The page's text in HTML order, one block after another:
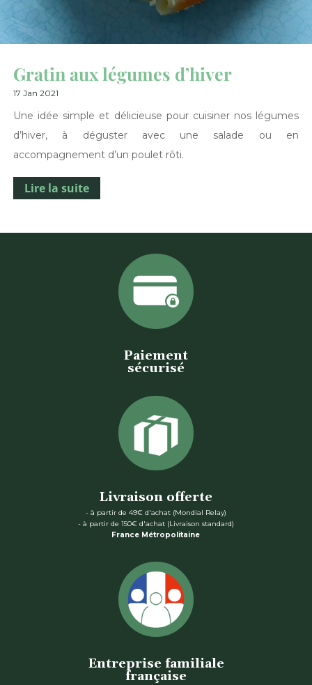
Gratin aux légumes d’hiver
17 Jan 2021
Une idée simple et délicieuse pour cuisiner nos légumes
d’hiver, à déguster avec une salade ou en
accompagnement d’un poulet rôti.
Lire la suite
Paiement
sécurisé
Livraison offerte
- à partir de 49€ d'achat (Mondial Relay)
- à partir de 150€ d'achat (Livraison standard)
France Métropolitaine
Entreprise familiale
française